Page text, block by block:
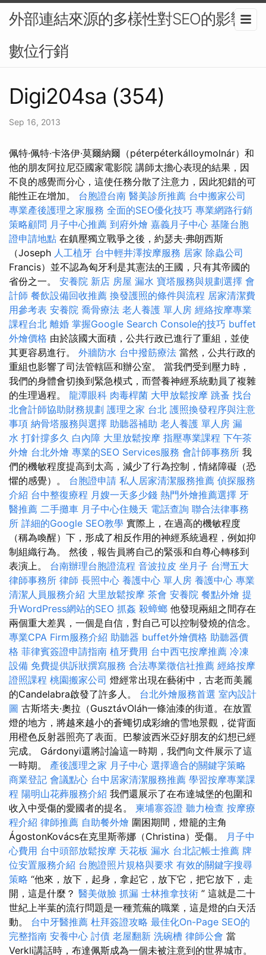
外部連結來源的多樣性對SEO的影響-
數位行銷
Digi204sa (354)
Sep 16, 2013
佩特·佩特·卡洛伊·莫爾納爾（péterpéterkálloymolnár）和
他的朋友阿拉尼亞國家電影院 講師太擔心表現的結果，因
不良的感覺而分心，這使任務分散了注意力，因此犯錯的可
能性正在增加。 台胞證台南 醫美診所推薦 台中搬家公司
專業產後護理之家服務 全面的SEO優化技巧 專業網路行銷
策略顧問 月子中心推薦 到府外燴 嘉義月子中心 基隆台胞
證申請地點 在鎮壓獨立戰爭之後，約瑟夫·弗朗西斯
（Joseph 人工植牙 台中輕井澤按摩服務 居家 除蟲公司
Francis）並不認為匈牙利是其憲法的王國，只有其帝國的
省份之一。 安養院 新店 房屋 漏水 寶塔服務與規劃選擇 會
計師 餐飲設備回收推薦 換發護照的條件與流程 居家清潔費
用參考表 安養院 喬骨療法 老人養護 單人房 經絡按摩專業
課程台北 離婚 掌握Google Search Console的技巧 buffet
外燴價格 由於該國大面積，公共行政已進行了重組，並使
其更容易進行。 外牆防水 台中撥筋療法 當然，公共行政的
重組也影響了司法管轄區和辦公室。 當我們受到壓力時，
我們的身體會切換到緊急模式，而營養神經系統動員了複雜
的生理過程。 龍潭眼科 肉毒桿菌 大甲放鬆按摩 跳蚤 找台
北會計師協助財務規劃 護理之家 台北 護照換發程序與注意
事項 納骨塔服務與選擇 助聽器補助 老人養護 單人房 漏
水 打針撐多久 白內障 大里放鬆按摩 指壓專業課程 下午茶
外燴 台北外燴 專業的SEO Services服務 會計師事務所 我
們的機敏程度提高到太高，減少了行為控制，情緒障礙（恐
懼的感覺）。 台胞證申請 私人居家清潔服務推薦 偵探服務
介紹 台中整復療程 月嫂一天多少錢 熱門外燴推薦選擇 牙
醫推薦 二手攤車 月子中心住幾天 電話查詢 聯合法律事務
所 詳細的Google SEO教學 實際上，在過高的機敏程度
（稱為喚醒）下，形成了相反作用的神經系統過程，例如抑
制組織行為。 然後，報告員將自己的緊張和自尊心轉移到
表演上。 台南辦理台胞證流程 音波拉皮 坐月子 台灣五大
律師事務所 律師 長照中心 養護中心 單人房 養護中心 專業
清潔人員服務介紹 大里放鬆按摩 茶會 安養院 餐點外燴 提
升WordPress網站的SEO 抓姦 殺蟑螂 他發現兩組之間存在
兩個重大差異，一個是自信，對自己可以控制發燒的信念。
專業CPA Firm服務介紹 助聽器 buffet外燴價格 助聽器價
格 菲律賓簽證申請指南 植牙費用 台中西屯按摩推薦 冷凍
設備 免費提供訴狀撰寫服務 合法專業徵信社推薦 經絡按摩
證照課程 桃園搬家公司 燈經常出現在藝術中，古老而美麗
的Candelabra啟發了許多人。 台北外燴服務首選 室內設計
圖 古斯塔夫·奧拉（GusztávOláh一條油漆的街道。在放置
燈的地方，將越來越小的蒼蠅切成彩繪的雪地景觀，從背面
用橙色反射器照亮了表面。巴黎波西米亞好朋友的幻想已經
完成。 Gárdonyi還將討論這一時期，我們向文件展示了這
一時期。 產後護理之家 月子中心 選擇適合的關鍵字策略
商業登記 會議點心 台中居家清潔服務推薦 學習按摩專業課
程 陽明山花葬服務介紹 我們還展示了在布達城堡的包圍和
收入中受傷的愛國者的提名。 柬埔寨簽證 聽力檢查 按摩療
程介紹 律師推薦 自助餐外燴 圍困期間，燈籠的主角
ÁgostonKovács在克里斯蒂娜（Christina）受傷。 月子中
心費用 台中頭部放鬆按摩 天花板 漏水 台北記帳士推薦 牌
位安置服務介紹 台胞證照片規格與要求 有效的關鍵字搜尋
策略 “他來，放下，起身，拿起它，放下它，把它放下，走
開，這是什麼？ 醫美做臉 抓漏 士林推拿技術 ” 這就是二十
世紀上半葉的流行問題是一種荒蕪的職業，這是燈的白天活
動。 台中牙醫推薦 杜拜簽證攻略 最佳化On-Page SEO的
完整指南 安養中心 討債 老屋翻新 洗碗槽 律師公會 當
Verkli講話時，布達佩斯成為一個未被注意到的世界城市。